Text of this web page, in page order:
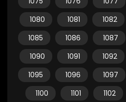
1080
1081 1082
1085
1086 1087
1090
1091 1092
1095
1096 1097
1100
1101 1102